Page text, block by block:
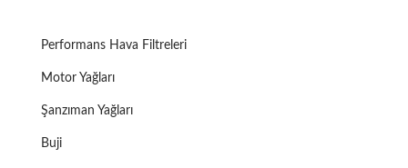
Performans Hava Filtreleri
Motor Yağları
Şanzıman Yağları
Buji